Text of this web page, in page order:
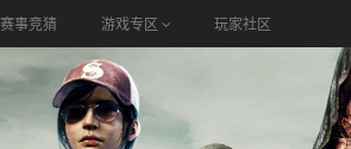
赛事竞猜 游戏专区 玩家社区